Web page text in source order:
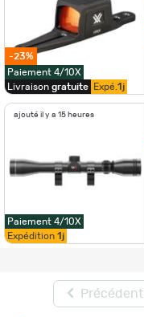
-23%
Paiement 4/10X
Livraison gratuite Expé. 1j
ajouté il y a 15 heures
Paiement 4/10X
Expédition 1j
Précédent